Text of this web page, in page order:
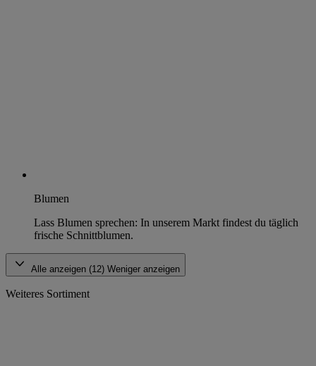
Blumen
Lass Blumen sprechen: In unserem Markt findest du täglich
frische Schnittblumen.
Alle anzeigen (12) Weniger anzeigen
Weiteres Sortiment